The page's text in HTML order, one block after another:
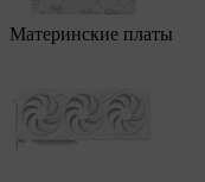
Материнские платы